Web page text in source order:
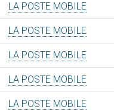
LA POSTE MOBILE
LA POSTE MOBILE
LA POSTE MOBILE
LA POSTE MOBILE
LA POSTE MOBILE